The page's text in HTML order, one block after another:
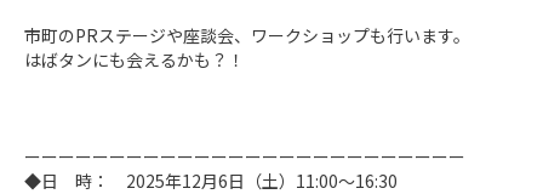
市町のPRステージや座談会、ワークショップも行います。
はばタンにも会えるかも？！
ーーーーーーーーーーーーーーーーーーーーーーーーーー
◆日　時：　2025年12月6日（土）11:00〜16:30